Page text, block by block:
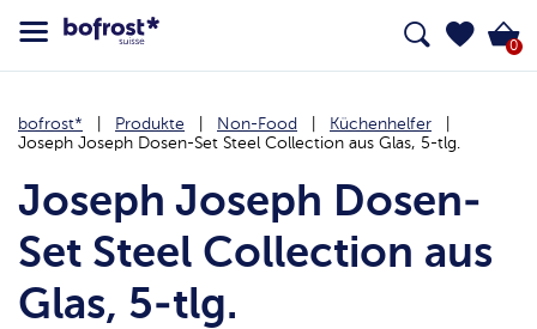
0
bofrost* Produkte Non-Food
Küchenhelfer
Joseph Joseph Dosen-Set Steel Collection aus Glas, 5-tlg.
Joseph Joseph Dosen-
Set Steel Collection aus
Glas, 5-tlg.